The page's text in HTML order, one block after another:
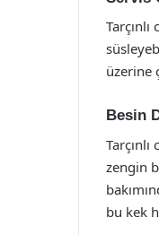
üzerine
Besin
zengin
bu kek